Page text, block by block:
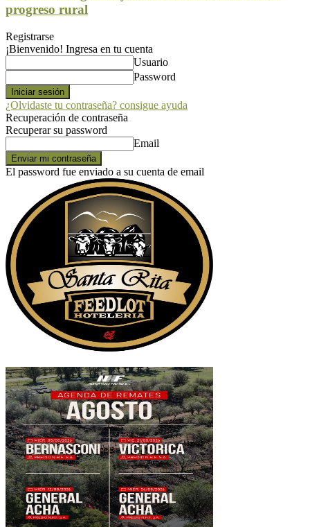
progreso rural
Registrarse
¡Bienvenido! Ingresa en tu cuenta
Usuario
Password
¿Olvidaste tu contraseña? consigue ayuda
Recuperación de contraseña
Recuperar su password
Email
El password fue enviado a su cuenta de email